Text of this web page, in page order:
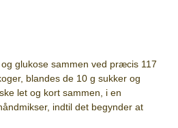
glukose sammen ved præcis 117
blandes de 10 g sukker og
let og kort sammen, i en
indtil det begynder at